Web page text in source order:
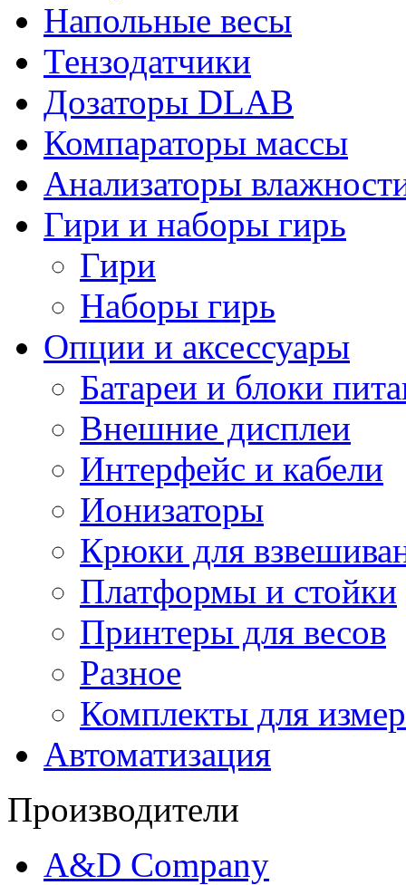
Напольные весы
Тензодатчики
Дозаторы DLAB
Компараторы массы
Анализаторы
Гири и наборы гирь
Гири
Наборы гирь
Опции и аксессуары
Батареи и блоки
Внешние дисплеи
Интерфейс и кабели
Ионизаторы
Крюки для
Платформы и стойки
Принтеры для весов
Разное
Комплекты для
Автоматизация
Производители
A&D Company